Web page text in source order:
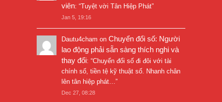
viên: “Tuyệt vời Tân Hiệp Phát”
Jan 5, 19:16
Dautu4cham on Chuyển đổi số: Người
lao động phải sẵn sàng thích nghi và
thay đổi: “Chuyển đổi số đi đôi với tài
chính số, tiền tệ kỹ thuật số. Nhanh chân
lên tân hiệp phát…”
Dec 27, 08:28